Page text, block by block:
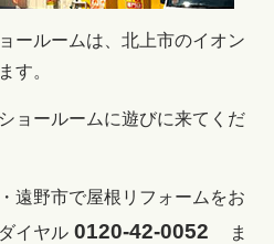
ールームは、北上市のイオン
す。
ョールームに遊びに来てくだ
遠野市で屋根リフォームをお
イヤル 0120-42-0052
ま